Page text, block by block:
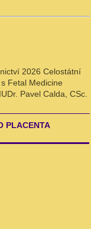
2026 Celostátní
Fetal Medicine
Pavel Calda, CSc.
PLACENTA